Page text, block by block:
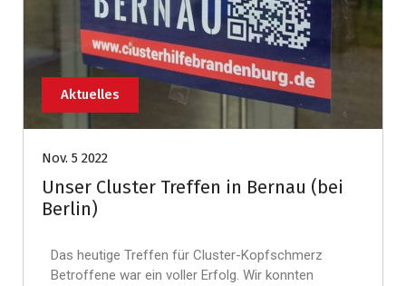
Aktuelles
Nov. 5 2022
Unser Cluster Treffen in Bernau (bei
Berlin)
Das heutige Treffen für Cluster-Kopfschmerz
Betroffene war ein voller Erfolg. Wir konnten